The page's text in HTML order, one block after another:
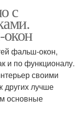
для комнаты
с
фальш-окон,
и по функционалу.
своими
других лучше
основные